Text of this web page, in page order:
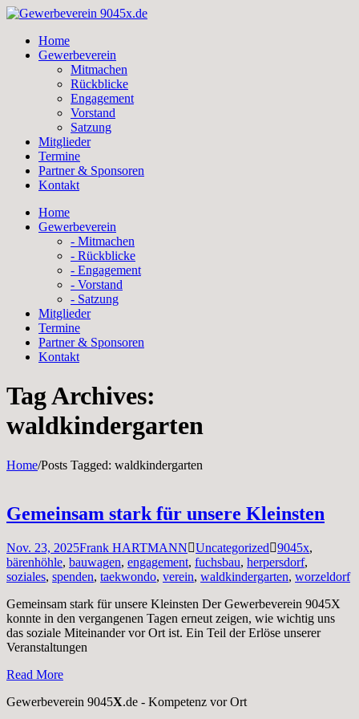
Skip
contentHome
Gewerbeverein
Mitmachen
Rückblicke
Engagement
Vorstand
Satzung
Mitglieder
Termine
Partner & Sponsoren
Kontakt
Home
Gewerbeverein
- Mitmachen
- Rückblicke
- Engagement
- Vorstand
- Satzung
Mitglieder
Termine
Partner & Sponsoren
Kontakt
Tag Archives:
waldkindergarten
Home/Posts Tagged: waldkindergarten
Gemeinsam stark für unsere Kleinsten
Nov. 23, 2025Frank HARTMANN Uncategorized 9045x,
bärenhöhle, bauwagen, engagement, fuchsbau, herpersdorf,
soziales, spenden, taekwondo, verein, waldkindergarten, worzeldorf
Gemeinsam stark für unsere Kleinsten Der Gewerbeverein 9045X
konnte in den vergangenen Tagen erneut zeigen, wie wichtig uns
das soziale Miteinander vor Ort ist. Ein Teil der Erlöse unserer
Veranstaltungen
Read More
Gewerbeverein 9045X.de - Kompetenz vor Ort